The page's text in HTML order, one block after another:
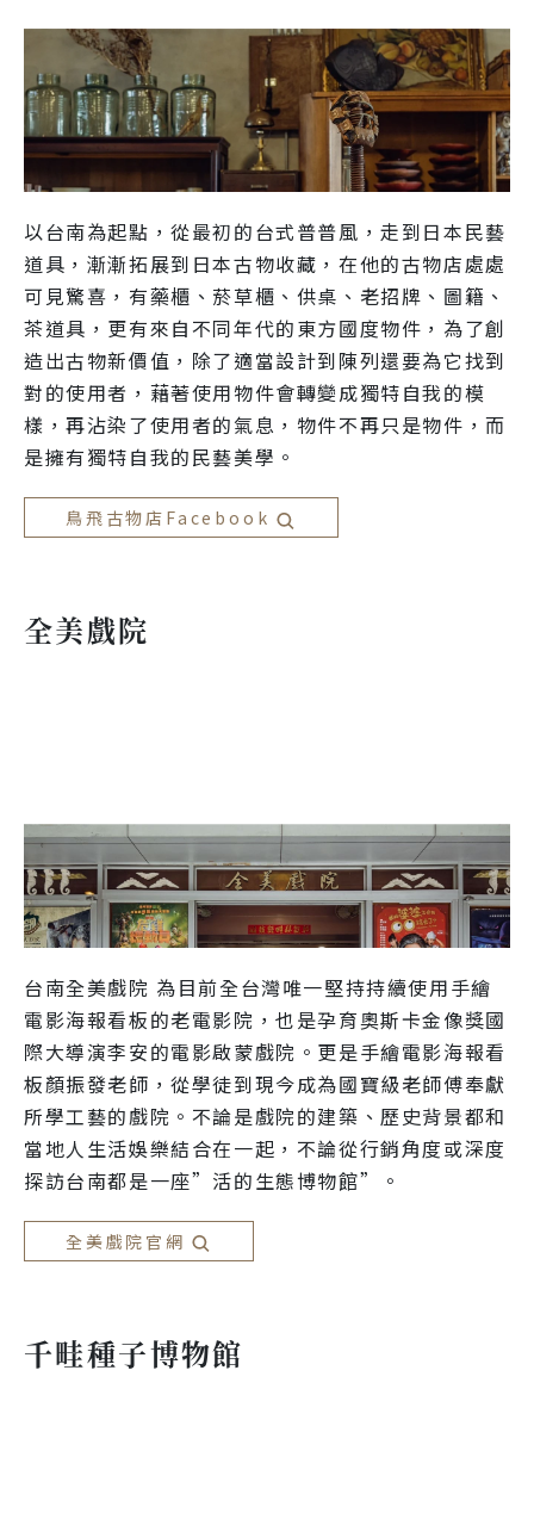
以台南為起點，從最初的台式普普風，走到日本民藝
道具，漸漸拓展到日本古物收藏，在他的古物店處處
可見驚喜，有藥櫃、菸草櫃、供桌、老招牌、圖籍、
茶道具，更有來自不同年代的東方國度物件，為了創
造出古物新價值，除了適當設計到陳列還要為它找到
對的使用者，藉著使用物件會轉變成獨特自我的模
樣，再沾染了使用者的氣息，物件不再只是物件，而
是擁有獨特自我的民藝美學。
鳥飛古物店Facebook
全美戲院
台南全美戲院 為目前全台灣唯一堅持持續使用手繪
電影海報看板的老電影院，也是孕育奧斯卡金像獎國
際大導演李安的電影啟蒙戲院。更是手繪電影海報看
板顏振發老師，從學徒到現今成為國寶級老師傅奉獻
所學工藝的戲院。不論是戲院的建築、歷史背景都和
當地人生活娛樂結合在一起，不論從行銷角度或深度
探訪台南都是一座”活的生態博物館”。
全美戲院官網
千畦種子博物館